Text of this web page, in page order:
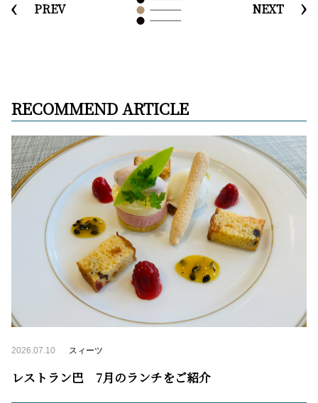
PREV NEXT
RECOMMEND ARTICLE
2026.07.10 スィーツ
レストラン巴 7月のランチをご紹介